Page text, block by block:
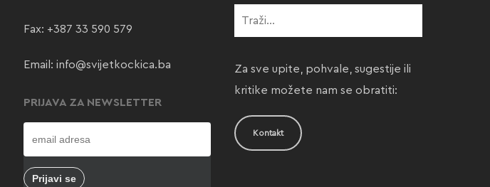
Fax: +387 33 590 579
Email: info@svijetkockica.ba
PRIJAVA ZA NEWSLETTER
Za sve upite, pohvale, sugestije ili
kritike možete nam se obratiti:
Kontakt